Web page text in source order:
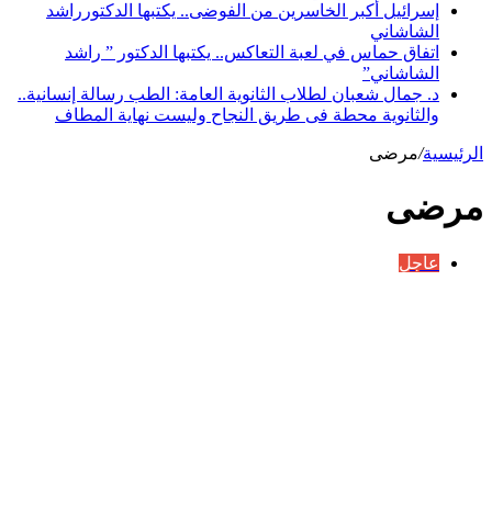
إسرائيل أكبر الخاسرين من الفوضى.. يكتبها الدكتورراشد
الشاشاني
اتفاق حماس في لعبة التعاكس.. يكتبها الدكتور ” راشد
الشاشاني”
د. جمال شعبان لطلاب الثانوية العامة: الطب رسالة إنسانية..
والثانوية محطة فى طريق النجاح وليست نهاية المطاف
الرئيسية/مرضى
مرضى
عاجل